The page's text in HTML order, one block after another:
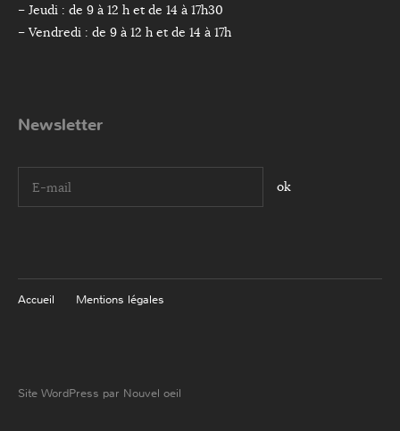
– Jeudi : de 9 à 12 h et de 14 à 17h30
– Vendredi : de 9 à 12 h et de 14 à 17h
Newsletter
I agree terms and conditions.*
Accueil Mentions légales
Site WordPress par Nouvel oeil